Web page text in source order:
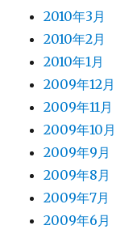
2010年3月
2010年2月
2010年1月
2009年12月
2009年11月
2009年10月
2009年9月
2009年8月
2009年7月
2009年6月